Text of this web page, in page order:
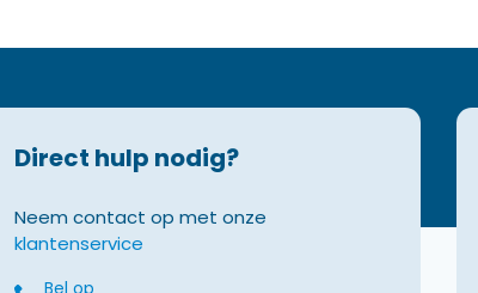
Direct hulp nodig?
Neem contact op met onze
klantenservice
Bel op